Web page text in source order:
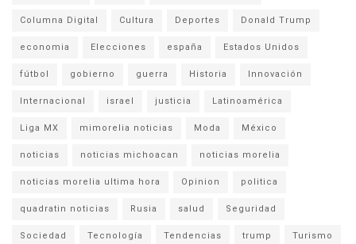
Columna Digital Cultura Deportes Donald Trump
economia Elecciones españa Estados Unidos
fútbol gobierno guerra Historia Innovación
Internacional israel justicia Latinoamérica
Liga MX mimorelia noticias Moda México
noticias noticias michoacan noticias morelia
noticias morelia ultima hora Opinion politica
quadratin noticias Rusia salud Seguridad
Sociedad Tecnología Tendencias trump Turismo